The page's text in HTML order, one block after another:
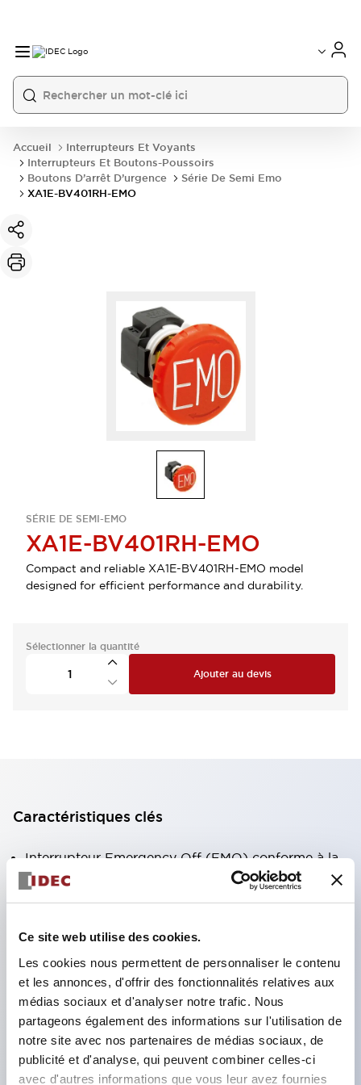
Ce site web utilise des cookies.
Les cookies nous permettent de personnaliser le contenu
et les annonces, d'offrir des fonctionnalités relatives aux
médias sociaux et d'analyser notre trafic. Nous
partageons également des informations sur l'utilisation de
notre site avec nos partenaires de médias sociaux, de
publicité et d'analyse, qui peuvent combiner celles-ci
avec d'autres informations que vous leur avez fournies
Accueil
Interrupteurs Et Voyants
Interrupteurs Et Boutons-Poussoirs
Boutons D’arrêt D’urgence
Série De Semi Emo
XA1E-BV401RH-EMO
SÉRIE DE SEMI-EMO
XA1E-BV401RH-EMO
Compact and reliable XA1E-BV401RH-EMO model
designed for efficient performance and durability.
Sélectionner la quantité
Ajouter au devis
Caractéristiques clés
Interrupteur Emergency Off (EMO) conforme à la
norme SEMI S2
Fonction de coupure directe
Mécanisme de verrouillage de sécurité
Action de rupture de sécurité (séries XA/XW)
Structure de potentiel de sécurité (séries XA/XW)
Indice de protection IP65 (IEC60529)
＜Garde pour interrupteur d'arrêt d'urgence SEMI
＞ Garde pour prévenir les déclenchements
accidentels de l'interrupteur d'arrêt d'urgence.